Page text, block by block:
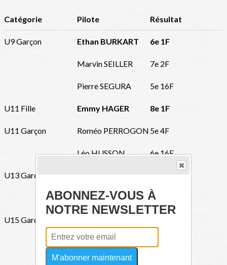
Catégorie Pilote Résultat
U9 Garçon Ethan BURKART 6e 1F
Marvin SEILLER 7e 2F
Pierre SEGURA 5e 16F
U11 Fille Emmy HAGER 8e 1F
U11 Garçon Roméo PERROGON 5e 4F
Léo HUSSON 6e 16F
U13 Garçon Hugo FIMBEL 6e 16F
Camille kOCH 7/5/2 M
U15 Garçon
Aaron MENACHO
ABONNEZ-VOUS À
NOTRE NEWSLETTER
M'abonner maintenant